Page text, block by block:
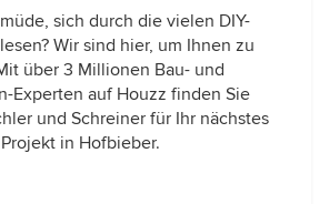
sich durch die vielen DIY-
Wir sind hier, um Ihnen zu
über 3 Millionen Bau- und
Experten auf Houzz finden Sie
und Schreiner für Ihr nächstes
Projekt in Hofbieber.